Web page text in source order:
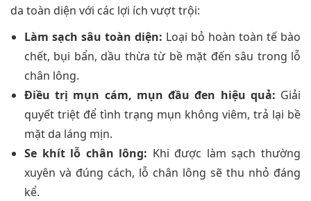
da toàn diện với các lợi ích vượt trội:
Làm sạch sâu toàn diện: Loại bỏ hoàn toàn tế bào
chết, bụi bẩn, dầu thừa từ bề mặt đến sâu trong lỗ
chân lông.
Điều trị mụn cám, mụn đầu đen hiệu quả: Giải
quyết triệt để tình trạng mụn không viêm, trả lại bề
mặt da láng mịn.
Se khít lỗ chân lông: Khi được làm sạch thường
xuyên và đúng cách, lỗ chân lông sẽ thu nhỏ đáng
kể.